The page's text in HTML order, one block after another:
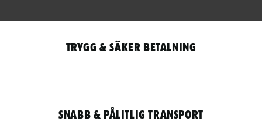
Trygg & säker betalning
Snabb & pålitlig transport